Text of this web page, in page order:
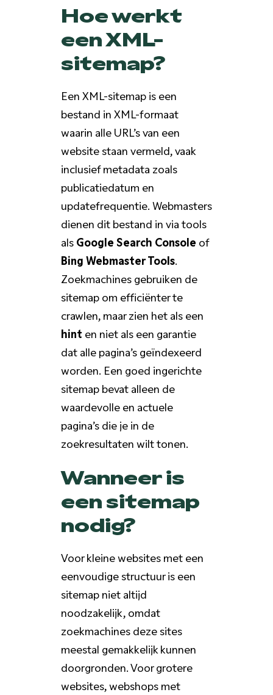
Hoe werkt
een XML-
sitemap?
Een XML-sitemap is een
bestand in XML-formaat
waarin alle URL’s van een
website staan vermeld, vaak
inclusief metadata zoals
publicatiedatum en
updatefrequentie. Webmasters
dienen dit bestand in via tools
alsGoogle Search Console of
Bing Webmaster Tools.
Zoekmachines gebruiken de
sitemap om efficiënter te
crawlen, maar zien het als een
hint en niet als een garantie
dat alle pagina’s geïndexeerd
worden. Een goed ingerichte
sitemap bevat alleen de
waardevolle en actuele
pagina’s die je in de
zoekresultaten wilt tonen.
Wanneer is
een sitemap
nodig?
Voor kleine websites met een
eenvoudige structuur is een
sitemap niet altijd
noodzakelijk, omdat
zoekmachines deze sites
meestal gemakkelijk kunnen
doorgronden. Voor grotere
websites, webshops met